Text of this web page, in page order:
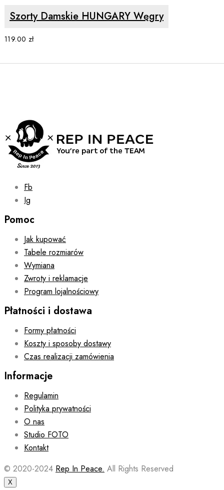
Szorty Damskie HUNGARY Węgry
119.00 zł
Fb
Ig
Pomoc
Jak kupować
Tabele rozmiarów
Wymiana
Zwroty i reklamacje
Program lojalnościowy
Płatności i dostawa
Formy płatności
Koszty i sposoby dostawy
Czas realizacji zamówienia
Informacje
Regulamin
Polityka prywatności
O nas
Studio FOTO
Kontakt
© 2020-2024 Rep In Peace. All Rights Reserved
X